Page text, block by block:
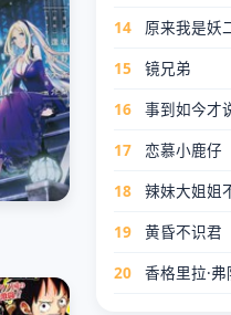
14
原来我是妖
15
镜兄弟
16
事到如今才
17
恋慕小鹿仔
18
辣妹大姐姐
19
黄昏不识君
20
香格里拉·